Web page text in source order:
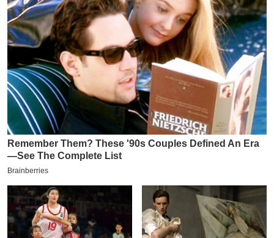
के
ट
I
P
L
2
0
2
6
म
ई
-